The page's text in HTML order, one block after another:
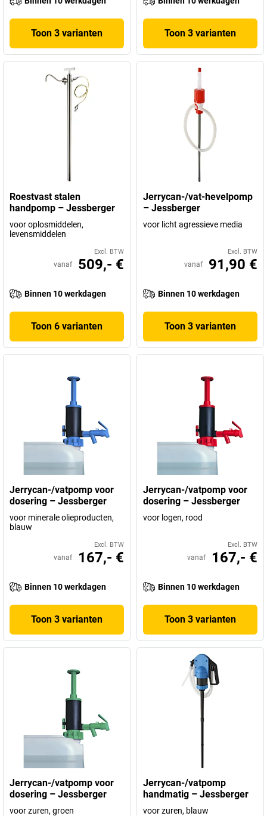
Toon 3 varianten Toon 3 varianten
Roestvast stalen
handpomp – Jessberger
voor oplosmiddelen,
levensmiddelen
Excl. BTW
vanaf 509,- €
Binnen 10 werkdagen
Toon 6 varianten
Jerrycan-/vat-hevelpomp
– Jessberger
voor licht agressieve media
Excl. BTW
vanaf 91,90 €
Binnen 10 werkdagen
Toon 3 varianten
Jerrycan-/vatpomp voor
dosering – Jessberger
voor minerale olieproducten,
blauw
Excl. BTW
vanaf 167,- €
Binnen 10 werkdagen
Toon 3 varianten
Jerrycan-/vatpomp voor
dosering – Jessberger
voor logen, rood
Excl. BTW
vanaf 167,- €
Binnen 10 werkdagen
Toon 3 varianten
Jerrycan-/vatpomp voor
dosering – Jessberger
voor zuren, groen
Jerrycan-/vatpomp
handmatig – Jessberger
voor zuren, blauw